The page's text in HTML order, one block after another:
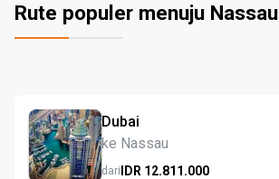
Rute populer menuju Nassau
Dubai
ke Nassau
dariIDR 12.811.000